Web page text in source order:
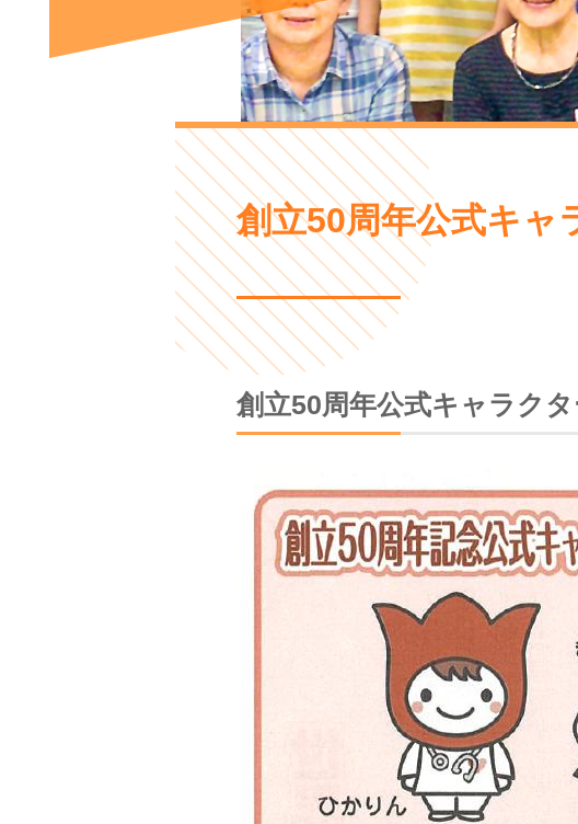
創立50周年公式キャ
創立50周年公式キャラクタ